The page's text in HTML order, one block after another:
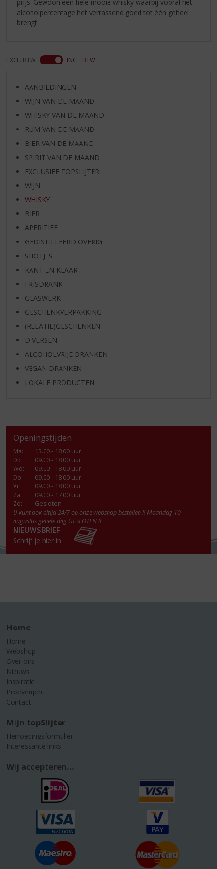
prijs. Gewoon een hele mooie whisky waarbij vooral het
alcoholpercentage het verrassend goed tot één geheel
brengt.
EXCL. BTW INCL. BTW
AANBIEDINGEN
WIJN VAN DE MAAND
WHISKY VAN DE MAAND
RUM VAN DE MAAND
BIER VAN DE MAAND
SPIRIT VAN DE MAAND
EXCLUSIEF TOPSLIJTER
WIJN
WHISKY
BIER
APERITIEF
GEDISTILLEERD OVERIG
SHOTJES
KANT EN KLAAR
FRISDRANK
GLASWERK
GESCHENKVERPAKKING
(RELATIE)GESCHENKEN
DIVERSEN
ALCOHOLVRIJE DRANKEN
VEGAN DRANKEN
LOKALE PRODUCTEN
Openingstijden
Ma:
13.00 - 18.00 uur
Di:
09.00 - 18.00 uur
Wo:
09.00 - 18.00 uur
Do:
09.00 - 18.00 uur
Vr:
09.00 - 18.00 uur
Za:
09.00 - 17.00 uur
Zo:
Gesloten
U kunt ook altijd 24/7 op onze webshop bestellen !! Maandag 10
augustus gehele dag GESLOTEN !!
NIEUWSBRIEF
Schrijf je hier in
Home
Home
Webshop
Over ons
Nieuws
Inspiratie
Proeverijen
Contact
Mijn topSlijter
Herroepingsformulier
Interessante links
Wij accepteren...